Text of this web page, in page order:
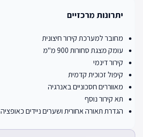
יתרונות מרכזיים
מחובר למערכת קירור חיצונית
עומק מצגת סחורות 900 מ"מ
קירור דינמי
קיפול זכוכית קדמית
מאווררים חסכוניים באנרגיה
תא קירור נוסף
הגדרת תאורה אחורית ושערים ניידים כאופציה